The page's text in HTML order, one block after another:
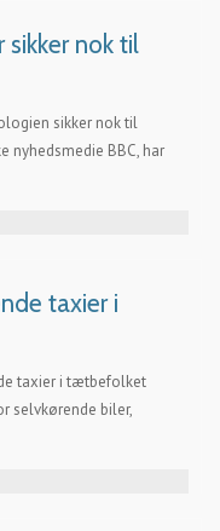
sikker nok til
sikker nok til
nyhedsmedie BBC, har
taxier i
taxier i tætbefolket
selvkørende biler,